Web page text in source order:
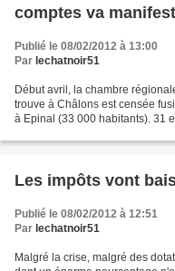
comptes va
Publié le 08/02/2012 à 13:00
Par lechatnoir51
Début avril, la chambre
trouve à Châlons est censée
à Epinal (33 000 habitants). 31
Les impôts vont
Publié le 08/02/2012 à 12:51
Par lechatnoir51
Malgré la crise, malgré des